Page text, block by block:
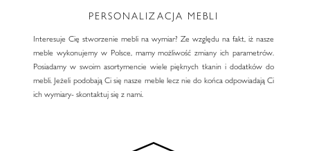
PERSONALIZACJA MEBLI
Interesuje Cię stworzenie mebli na wymiar? Ze względu na fakt, iż nasze
meble wykonujemy w Polsce, mamy możliwość zmiany ich parametrów.
Posiadamy w swoim asortymencie wiele pięknych tkanin i dodatków do
mebli. Jeżeli podobają Ci się nasze meble lecz nie do końca odpowiadają Ci
ich wymiary- skontaktuj się z nami.